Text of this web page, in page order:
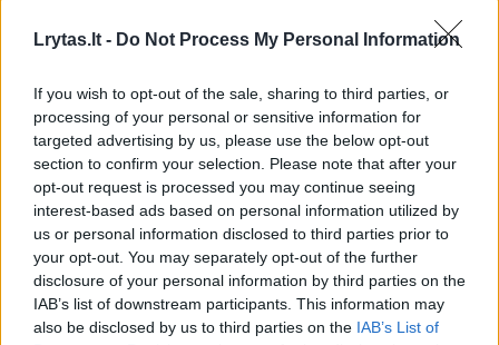
Lrytas.lt - Do Not Process My Personal Information
If you wish to opt-out of the sale, sharing to third parties, or
processing of your personal or sensitive information for
targeted advertising by us, please use the below opt-out
section to confirm your selection. Please note that after your
opt-out request is processed you may continue seeing
interest-based ads based on personal information utilized by
us or personal information disclosed to third parties prior to
your opt-out. You may separately opt-out of the further
disclosure of your personal information by third parties on the
IAB’s list of downstream participants. This information may
also be disclosed by us to third parties on the IAB’s List of
pranešė policijai.
Pareigūnai vis dar tikslina
mirusiosios tapatybę. Įtariama, kad tai gali
būti 1999 m. gimusi moteris, tačiau
oficicialiai tai dar nepatvirtinta.
Nusikaltimas kol kas neįtariamas, pradėtas
ikiteisminis tyrimas mirties priežasčiai